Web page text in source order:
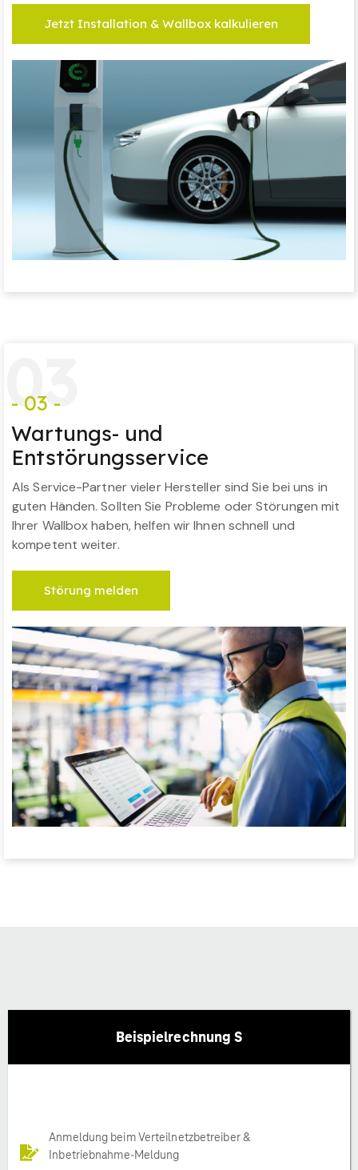
Jetzt Installation & Wallbox kalkulieren
03
- 03 -
Wartungs- und
Entstörungsservice
Als Service-Partner vieler Hersteller sind Sie bei uns in
guten Händen. Sollten Sie Probleme oder Störungen mit
Ihrer Wallbox haben, helfen wir Ihnen schnell und
kompetent weiter.
Störung melden
Beispielrechnung S
Anmeldung beim Verteilnetzbetreiber &
Inbetriebnahme-Meldung